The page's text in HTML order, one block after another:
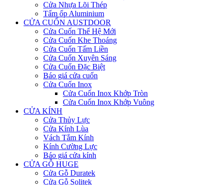
Cửa Nhựa Lõi Thép
Tấm ốp Aluminium
CỬA CUỐN AUSTDOOR
Cửa Cuốn Thế Hệ Mới
Cửa Cuốn Khe Thoáng
Cửa Cuốn Tấm Liền
Cửa Cuốn Xuyên Sáng
Cửa Cuốn Đặc Biệt
Báo giá cửa cuốn
Cửa Cuốn Inox
Cửa Cuốn Inox Khớp Tròn
Cửa Cuốn Inox Khớp Vuông
CỬA KÍNH
Cửa Thủy Lực
Cửa Kính Lùa
Vách Tắm Kính
Kính Cường Lực
Báo giá cửa kính
CỬA GỖ HUGE
Cửa Gỗ Duratek
Cửa Gỗ Solitek